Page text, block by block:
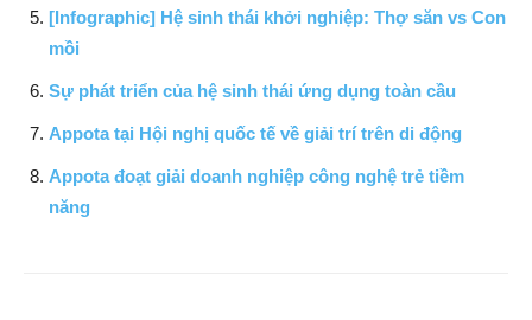
[Infographic] Hệ sinh thái khởi nghiệp: Thợ săn vs Con
mồi
Sự phát triển của hệ sinh thái ứng dụng toàn cầu
Appota tại Hội nghị quốc tế về giải trí trên di động
Appota đoạt giải doanh nghiệp công nghệ trẻ tiềm
năng